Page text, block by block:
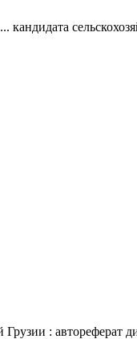
: автореферат